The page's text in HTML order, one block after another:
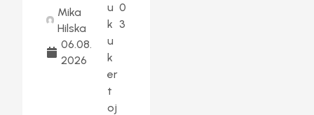
Mika
Hilska
06.08.
2026
u
k
u
k
er
t
oj
0
3